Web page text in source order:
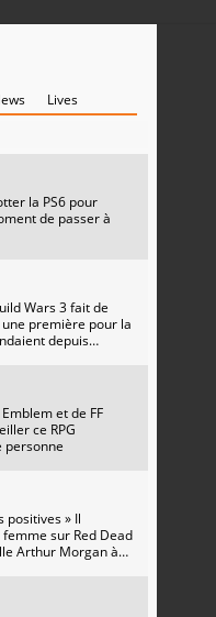
Lives
la PS6 pour
de passer à
Wars 3 fait de
première pour la
depuis
et de FF
ce RPG
personne
positives » Il
sur Red Dead
Arthur Morgan à